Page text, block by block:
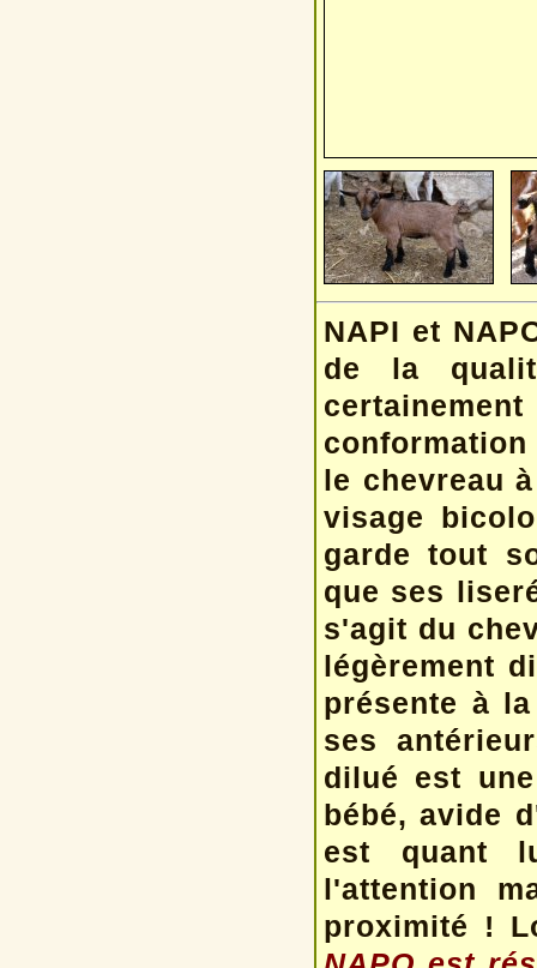
NAPI et
de la
le chevreau
visage
garde tout
que ses
s'agit du
légèrement
présente à
ses
dilué est
bébé, avide
est quant
l'attention
proximité !